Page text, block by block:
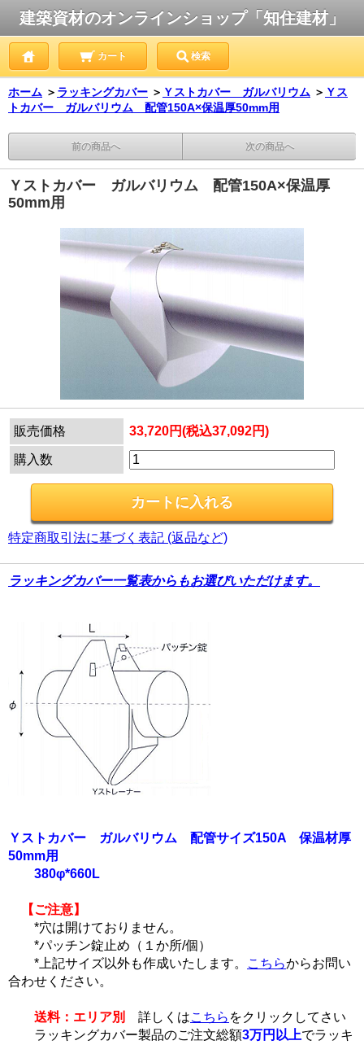
建築資材のオンラインショップ「知住建材」
カート 検索
ホーム ＞ ラッキングカバー ＞ Ｙストカバー ガルバリウム ＞ Ｙス
トカバー ガルバリウム 配管150A×保温厚50mm用
前の商品へ 次の商品へ
Ｙストカバー ガルバリウム 配管150A×保温厚
50mm用
販売価格 33,720円(税込37,092円)
購入数
特定商取引法に基づく表記 (返品など)
ラッキングカバー一覧表からもお選びいただけます。
Ｙストカバー ガルバリウム 配管サイズ150A 保温材厚
50mm用
380φ*660L
【ご注意】
*穴は開けておりません。
*パッチン錠止め（１か所/個）
*上記サイズ以外も作成いたします。
こちらからお問い
合わせください。
送料：エリア別 詳しくはこちら をクリックしてさい
ラッキングカバー製品のご注文総額3万円以上でラッキ